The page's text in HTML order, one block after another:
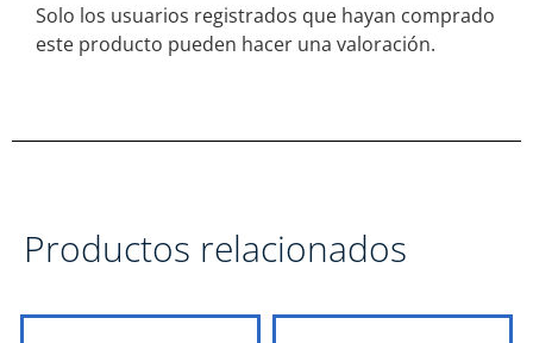
Solo los usuarios registrados que hayan comprado
este producto pueden hacer una valoración.
Productos relacionados